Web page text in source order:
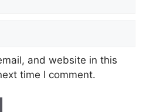
and website in this
time I comment.